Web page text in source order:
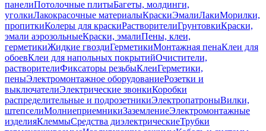
панелиПотолочные плитыБагеты, молдинги,
уголкиЛакокрасочные материалыКраскиЭмалиЛакиМорилки,
пропиткиКолеры для краскиРастворителиГрунтовкиКраски,
эмали аэрозольныеКраски, эмалиПены, клеи,
герметикиЖидкие гвоздиГерметикиМонтажная пенаКлеи для
обоевКлеи для напольных покрытийОчистители,
растворителиФиксаторы резьбыКлеиГерметики,
пеныЭлектромонтажное оборудованиеРозетки и
выключателиЭлектрические звонкиКоробки
распределительные и подрозетникиЭлектропатроныВилки,
штепселиМолниеприемникиЗаземлениеЭлектромонтажные
изделияКлеммыСредства диэлектрическиеТрубки